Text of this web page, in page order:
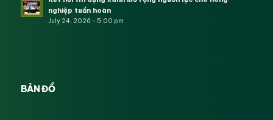
nghiệp tuần hoàn
July 24, 2026 - 5:00 pm
BẢN ĐỒ